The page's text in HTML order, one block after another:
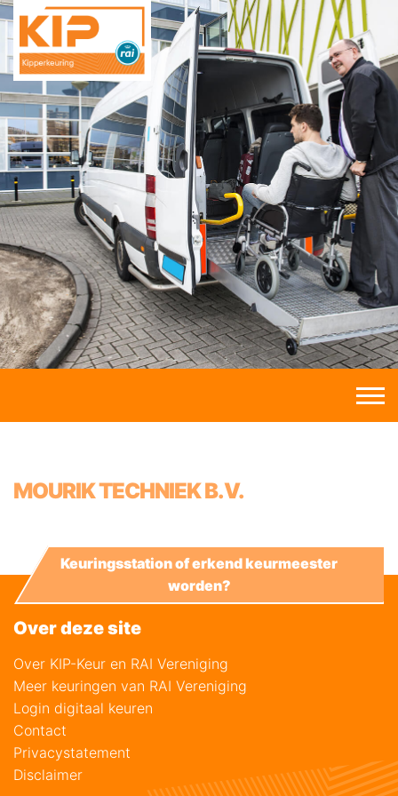
MOURIK TECHNIEK B.V.
Over deze site
Over KIP-Keur en RAI Vereniging
Meer keuringen van RAI Vereniging
Login digitaal keuren
Contact
Privacystatement
Disclaimer
Keuringsstation of erkend keurmeester
worden?